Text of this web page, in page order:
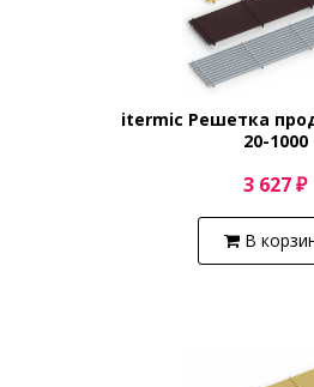
itermic Решетка
20-1000
3 627 ₽
В